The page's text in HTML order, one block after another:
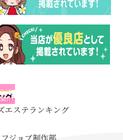
エステランキング